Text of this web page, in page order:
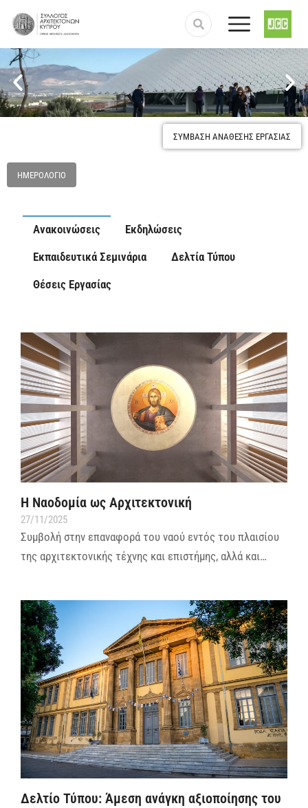
Προστασία και κατοχύρωση του επαγγέλματος του
ΑρχιτέκτοναΣΥΜΒΑΣΗ ΑΝΑΘΕΣΗΣ ΕΡΓΑΣΙΑΣ
ΗΜΕΡΟΛΌΓΙΟ
Ανακοινώσεις
Εκδηλώσεις
Εκπαιδευτικά Σεμινάρια
Δελτία Τύπου
Θέσεις Εργασίας
Η Ναοδομία ως Αρχιτεκτονική
27/11/2025
Συμβολή στην επαναφορά του ναού εντός του πλαισίου
της αρχιτεκτονικής τέχνης και επιστήμης, αλλά και…
Δελτίο Τύπου: Άμεση ανάγκη αξιοποίησης του